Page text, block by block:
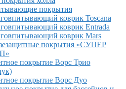
покрытия
коврик Toscana
коврик Entrada
коврик Mars
покрытия «СУПЕР
покрытие Ворс Трио
покрытие Ворс Дуо